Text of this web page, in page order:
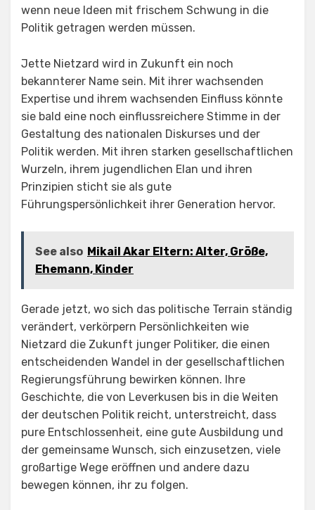
wenn neue Ideen mit frischem Schwung in die
Politik getragen werden müssen.
Jette Nietzard wird in Zukunft ein noch
bekannterer Name sein. Mit ihrer wachsenden
Expertise und ihrem wachsenden Einfluss könnte
sie bald eine noch einflussreichere Stimme in der
Gestaltung des nationalen Diskurses und der
Politik werden. Mit ihren starken gesellschaftlichen
Wurzeln, ihrem jugendlichen Elan und ihren
Prinzipien sticht sie als gute
Führungspersönlichkeit ihrer Generation hervor.
See also Mikail Akar Eltern: Alter, Größe,
Ehemann, Kinder
Gerade jetzt, wo sich das politische Terrain ständig
verändert, verkörpern Persönlichkeiten wie
Nietzard die Zukunft junger Politiker, die einen
entscheidenden Wandel in der gesellschaftlichen
Regierungsführung bewirken können. Ihre
Geschichte, die von Leverkusen bis in die Weiten
der deutschen Politik reicht, unterstreicht, dass
pure Entschlossenheit, eine gute Ausbildung und
der gemeinsame Wunsch, sich einzusetzen, viele
großartige Wege eröffnen und andere dazu
bewegen können, ihr zu folgen.